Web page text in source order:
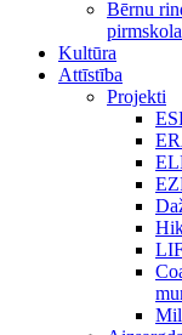
Bērnu
Kultūra
Attīstība
Projekti